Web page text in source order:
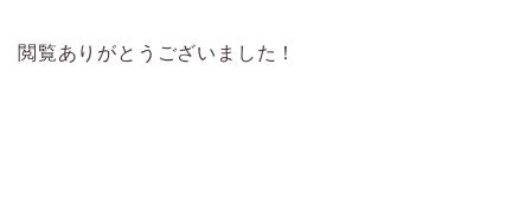
閲覧ありがとうございました！